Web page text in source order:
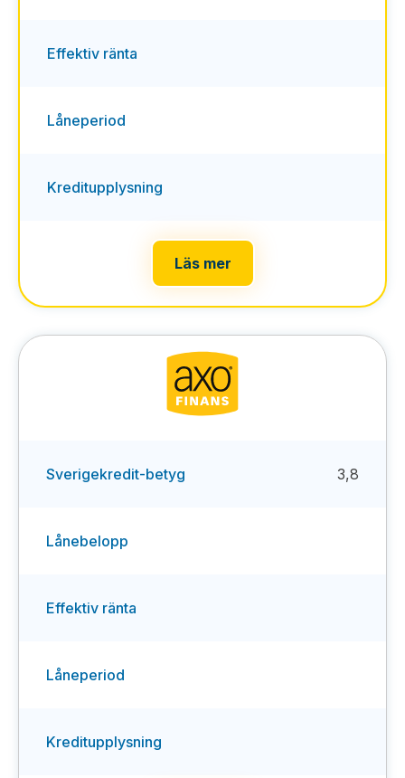
Effektiv ränta
Låneperiod
Kreditupplysning
Läs mer
Sverigekredit-betyg 3,8
Lånebelopp
Effektiv ränta
Låneperiod
Kreditupplysning